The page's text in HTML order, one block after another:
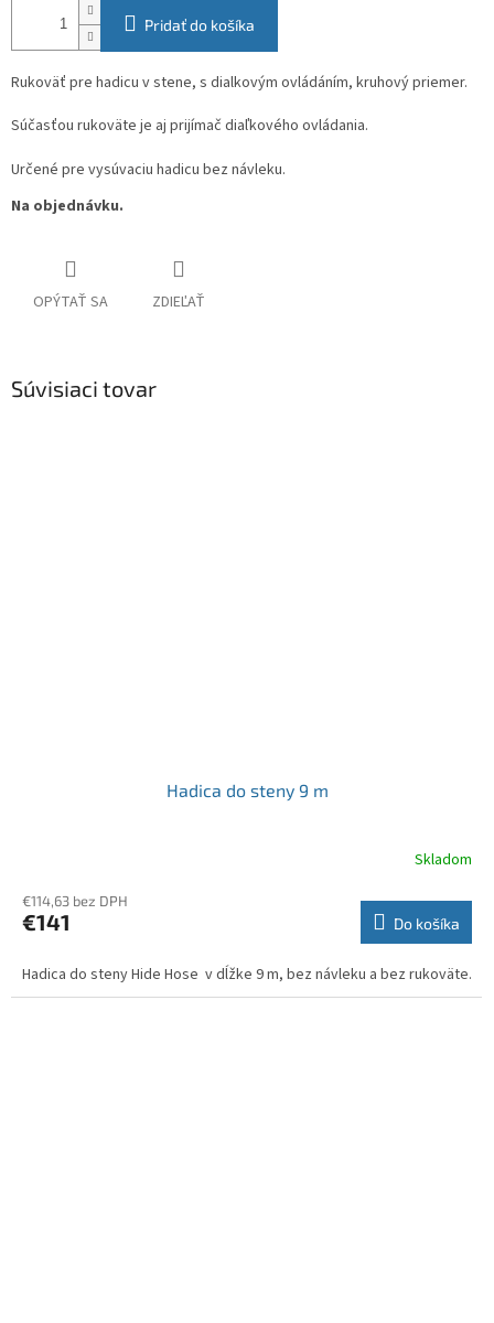
Pridať do košíka
Rukoväť pre hadicu v stene, s dialkovým ovládáním, kruhový priemer.
Súčasťou rukoväte je aj prijímač diaľkového ovládania.
Určené pre vysúvaciu hadicu bez návleku.
Na objednávku.
OPÝTAŤ SA ZDIEĽAŤ
Súvisiaci tovar
Hadica do steny 9 m
Skladom
€114,63 bez DPH
€141 Do košíka
Hadica do steny Hide Hose v dĺžke 9 m, bez návleku a bez rukoväte.